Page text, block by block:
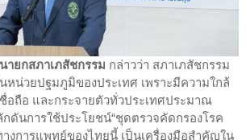
ายกสภาเภสัชกรรม กล่าวว่า สภาเภสัชกรรม
หน่วยปฐมภูมิของประเทศ เพราะมีความใกล้
อถือ และกระจายตัวทั่วประเทศประมาณ
กดันการใช้ประโยชน์“ชุดตรวจคัดกรองโรค
งการแพทย์ของไทยนี้ เป็นเครื่องมือสำคัญใน